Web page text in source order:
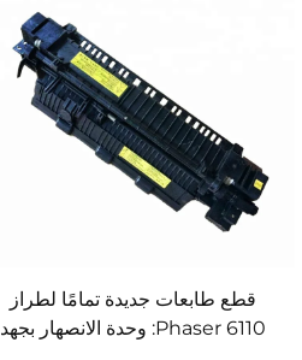
قطع طابعات جديدة تمامًا لطراز
Phaser 6110: وحدة الانصهار بجهد